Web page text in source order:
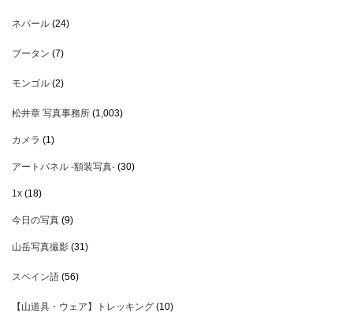
ネパール (24)
ブータン (7)
モンゴル (2)
松井章 写真事務所 (1,003)
カメラ (1)
アートパネル -額装写真- (30)
1x (18)
今日の写真 (9)
山岳写真撮影 (31)
スペイン語 (56)
【山道具・ウェア】トレッキング (10)